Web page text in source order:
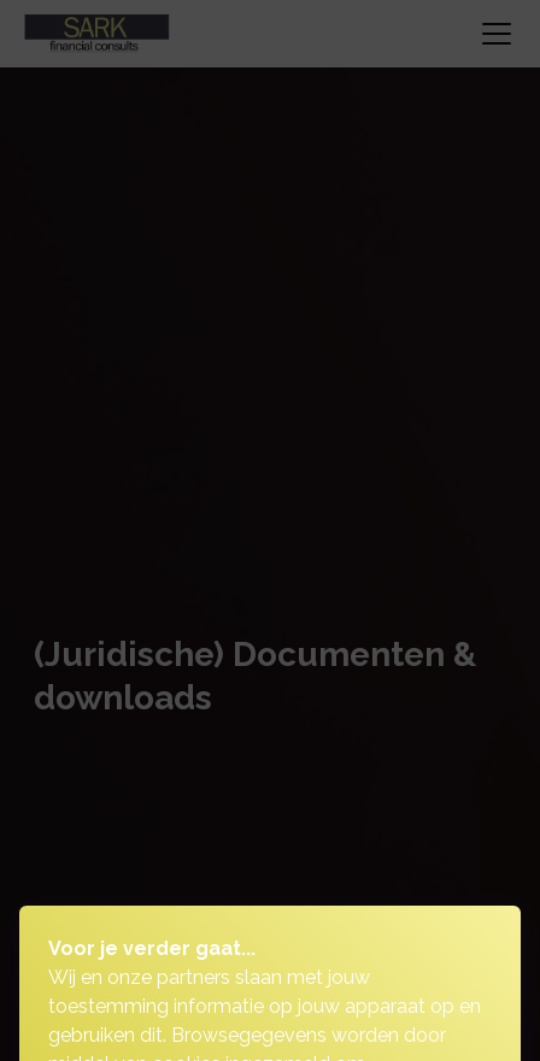
(Juridische) Documenten &
downloads
Voor je verder gaat...
Wij en onze partners slaan met jouw
toestemming informatie op jouw apparaat op en
gebruiken dit. Browsegegevens worden door